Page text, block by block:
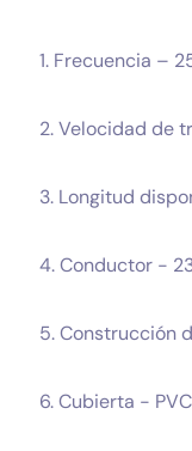
1. Frecuencia –
2. Velocidad de
3. Longitud
4. Conductor -
5. Construcción
6. Cubierta -